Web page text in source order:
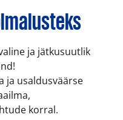
ja jätkusuutlik
ja usaldusväärse
korral.